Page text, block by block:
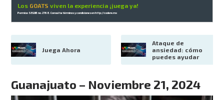
Los GOATS viven la experiencia ¡juega ya!
Permiso SEGOB no. 2768. Consulta términos y condiciones enhttp://codere.mx
Juega Ahora
Ataque de
ansiedad: cómo
puedes ayudar
Guanajuato – Noviembre 21, 2024